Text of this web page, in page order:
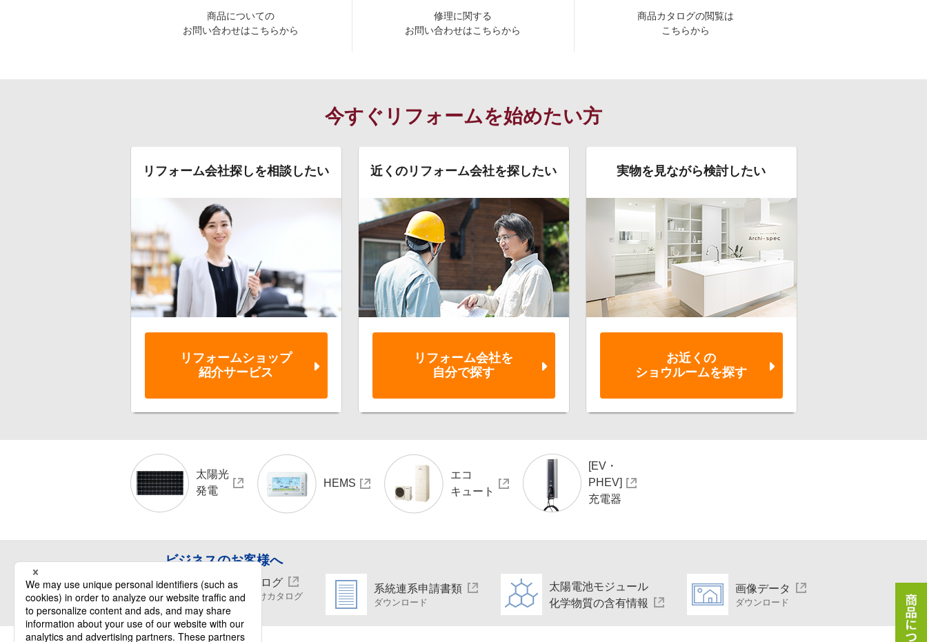
商品についての
お問い合わせはこちらから
修理に関する
お問い合わせはこちらから
商品カタログの閲覧は
こちらから
今すぐリフォームを始めたい方
リフォーム会社探しを相談したい
リフォームショップ
紹介サービス
近くのリフォーム会社を探したい
リフォーム会社を
自分で探す
実物を見ながら検討したい
お近くの
ショウルームを探す
太陽光
発電
HEMS
エコ
キュート
[EV・
PHEV]
充電器
ビジネスのお客様へ
WEBカタログ
ビジネス向けカタログ
閲覧・請求
系統連系申請書類
ダウンロード
太陽電池モジュール
化学物質の含有情報
画像データ
ダウンロード